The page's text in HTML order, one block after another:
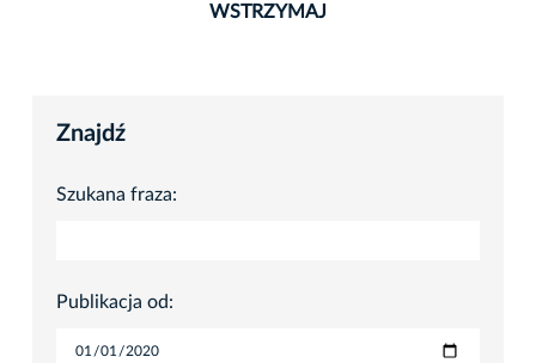
WSTRZYMAJ
Znajdź
Szukana fraza:
Publikacja od: